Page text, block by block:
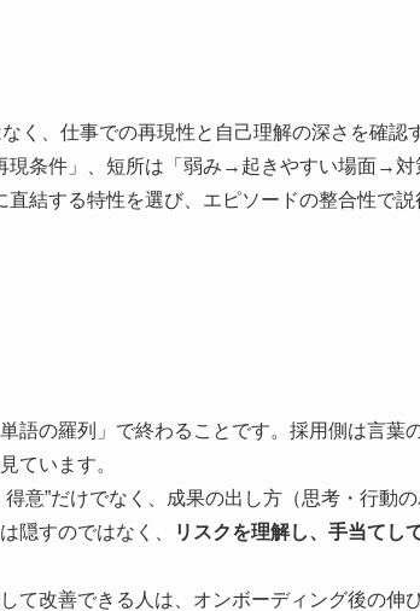
く、仕事での再現性と自己理解の深さを確認
条件」、短所は「弱み→起きやすい場面→対
結する特性を選び、エピソードの整合性で説
語の羅列」で終わることです。採用側は言葉
ています。
意”だけでなく、成果の出し方（思考・行動
隠すのではなく、
リスクを理解し、手当てし
て改善できる人は、オンボーディング後の伸